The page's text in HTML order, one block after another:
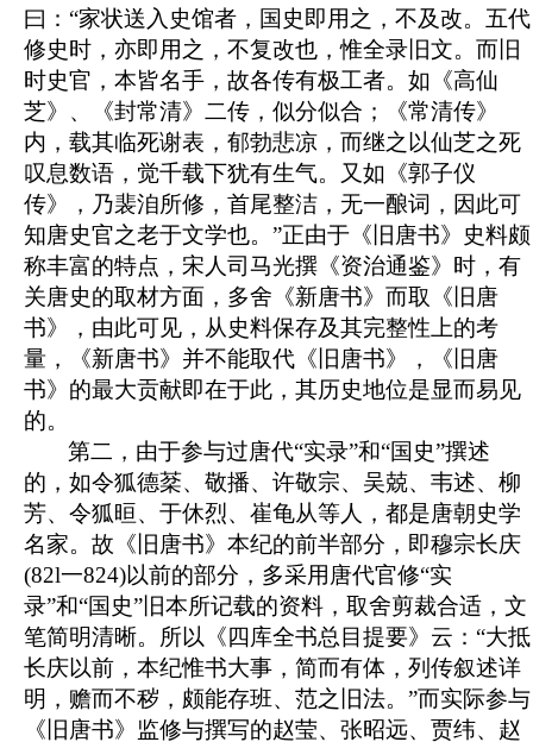
曰：“家状送入史馆者，国史即用之，不及改。五代
修史时，亦即用之，不复改也，惟全录旧文。而旧
时史官，本皆名手，故各传有极工者。如《高仙
芝》、《封常清》二传，似分似合；《常清传》
内，载其临死谢表，郁勃悲凉，而继之以仙芝之死
叹息数语，觉千载下犹有生气。又如《郭子仪
传》，乃裴洎所修，首尾整洁，无一酿词，因此可
知唐史官之老于文学也。”正由于《旧唐书》史料颇
称丰富的特点，宋人司马光撰《资治通鉴》时，有
关唐史的取材方面，多舍《新唐书》而取《旧唐
书》，由此可见， 从史料保存及其完整性上的考
量，《新唐书》并不能取代《旧唐书》，
《旧唐
书》的最大贡献即在于此，其历史地位是显而易见
的。
第二，由于参与过唐代“实录”和“国史”撰述
的，如令狐德棻、敬播、许敬宗、吴兢、韦述、柳
芳、令狐晅、于休烈、崔龟从等人，都是唐朝史学
名家。故《旧唐书》本纪的前半部分，即穆宗长庆
(82l一824)以前的部分，多采用唐代官修“实
录”和“国史”旧本所记载的资料，取舍剪裁合适，文
笔简明清晰。所以《四库全书总目提要》云：“大抵
长庆以前，本纪惟书大事，简而有体，列传叙述详
明，赡而不秽，颇能存班、范之旧法。”而实际参与
《旧唐书》监修与撰写的赵莹、张昭远、贾纬、赵